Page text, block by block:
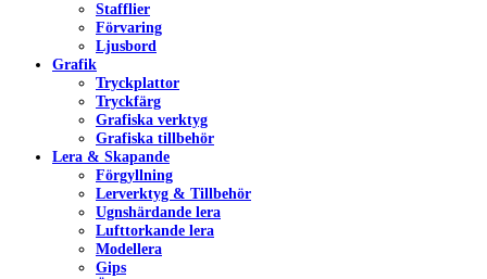
Stafflier
Förvaring
Ljusbord
Grafik
Tryckplattor
Tryckfärg
Grafiska verktyg
Grafiska tillbehör
Lera & Skapande
Förgyllning
Lerverktyg & Tillbehör
Ugnshärdande lera
Lufttorkande lera
Modellera
Gips